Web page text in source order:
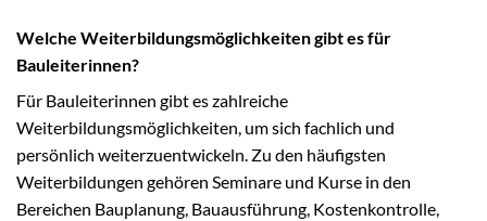
Welche Weiterbildungsmöglichkeiten gibt es für
Bauleiterinnen?
Für Bauleiterinnen gibt es zahlreiche
Weiterbildungsmöglichkeiten, um sich fachlich und
persönlich weiterzuentwickeln. Zu den häufigsten
Weiterbildungen gehören Seminare und Kurse in den
Bereichen Bauplanung, Bauausführung, Kostenkontrolle,